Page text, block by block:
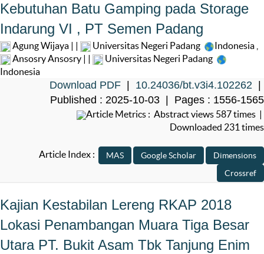
Kebutuhan Batu Gamping pada Storage
Indarung VI , PT Semen Padang
Agung Wijaya | | Universitas Negeri Padang Indonesia
Ansosry Ansosry | |
Universitas Negeri Padang
Indonesia
Download PDF 10.24036/bt.v3i4.102262
Published : 2025-10-03 | Pages : 1556-1565
Article Metrics : Abstract views 587 times |
Downloaded 231 times
Article Index :
Kajian Kestabilan Lereng RKAP 2018
Lokasi Penambangan Muara Tiga Besar
Utara PT. Bukit Asam Tbk Tanjung Enim